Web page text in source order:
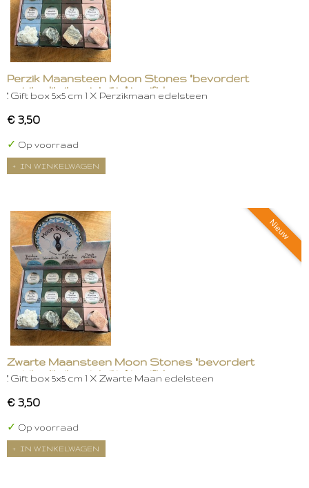
Perzik Maansteen Moon Stones "bevordert
spiritualiteit en intuïtie" in gift box
." Gift box 5x5 cm 1 X Perzikmaan edelsteen
€ 3,50
✓ Op voorraad
IN WINKELWAGEN
Nieuw
Zwarte Maansteen Moon Stones "bevordert
spiritualiteit en intuïtie" in gift box
." Gift box 5x5 cm 1 X Zwarte Maan edelsteen
€ 3,50
✓ Op voorraad
IN WINKELWAGEN